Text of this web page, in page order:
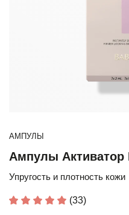
АМПУЛЫ
Ампулы Активатор
Упругость и плотность кожи
(33)